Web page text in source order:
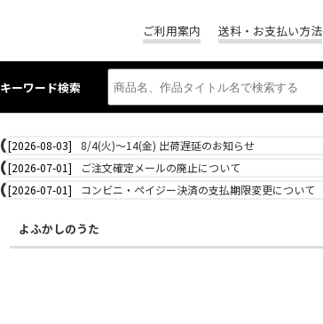
ご利用案内 送料・お支払い方法
キーワード検索
[2026-08-03]
8/4(火)～14(金) 出荷遅延のお知らせ
[2026-07-01]
ご注文確定メールの廃止について
[2026-07-01]
コンビニ・ペイジー決済の支払期限変更について
よふかしのうた